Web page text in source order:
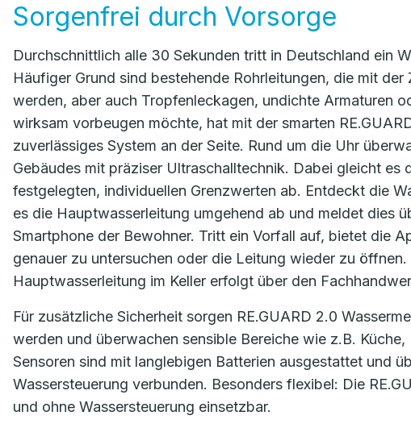
Sorgenfrei durch Vorsorge
Durchschnittlich alle 30 Sekunden tritt in Deutschland ein
Häufiger Grund sind bestehende Rohrleitungen, die mit
werden, aber auch Tropfenleckagen, undichte Armaturen
wirksam vorbeugen möchte, hat mit der smarten
zuverlässiges System an der Seite. Rund um die Uhr
Gebäudes mit präziser Ultraschalltechnik. Dabei gleicht es
festgelegten, individuellen Grenzwerten ab. Entdeckt die
es die Hauptwasserleitung umgehend ab und meldet dies
Smartphone der Bewohner. Tritt ein Vorfall auf, bietet die
genauer zu untersuchen oder die Leitung wieder zu
Hauptwasserleitung im Keller erfolgt über den
Für zusätzliche Sicherheit sorgen RE.GUARD 2.0
werden und überwachen sensible Bereiche wie z.B.
Sensoren sind mit langlebigen Batterien ausgestattet und
Wassersteuerung verbunden. Besonders flexibel: Die
und ohne Wassersteuerung einsetzbar.